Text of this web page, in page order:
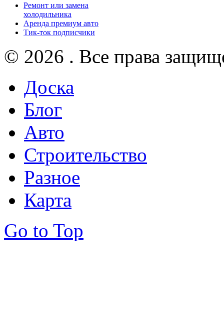
Ремонт или замена
холодильника
Аренда премиум авто
Тик-ток подписчики
© 2026 . Все права
Доска
Блог
Авто
Строительство
Разное
Карта
Go to Top